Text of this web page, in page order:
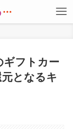
フトカー
元となるキ